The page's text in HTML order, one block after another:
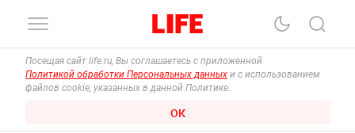
Посещая сайт life.ru, Вы соглашаетесь с приложенной
Политикой обработки Персональных данных и с использованием
файлов cookie, указанных в данной Политике.
ОК